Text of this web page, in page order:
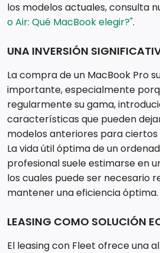
los modelos actuales, consulta
o Air: Qué MacBook elegir?".
UNA INVERSIÓN
La compra de un MacBook Pro
importante, especialmente
regularmente su gama,
características que pueden
modelos anteriores para ciertos
La vida útil óptima de un
profesional suele estimarse en
los cuales puede ser necesario
mantener una eficiencia óptima.
LEASING COMO SOLUCIÓN
El leasing con Fleet ofrece una